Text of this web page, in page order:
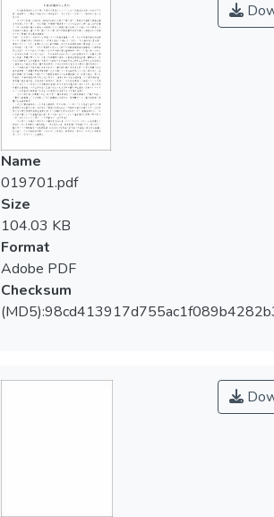
Name
019701.pdf
Size
104.03 KB
Format
Adobe PDF
Checksum